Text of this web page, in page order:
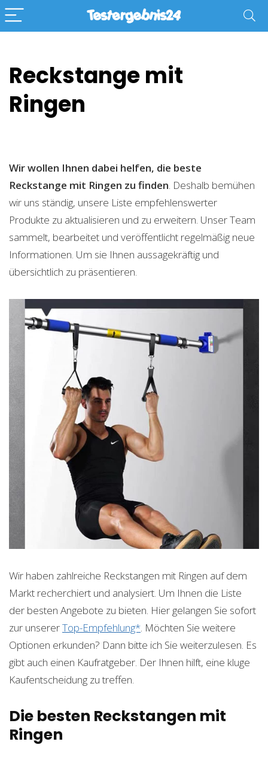
Reckstange mit
Ringen
Wir wollen Ihnen dabei helfen, die beste
Reckstange mit Ringen zu finden. Deshalb bemühen
wir uns ständig, unsere Liste empfehlenswerter
Produkte zu aktualisieren und zu erweitern. Unser Team
sammelt, bearbeitet und veröffentlicht regelmäßig neue
Informationen. Um sie Ihnen aussagekräftig und
übersichtlich zu präsentieren.
Wir haben zahlreiche Reckstangen mit Ringen auf dem
Markt recherchiert und analysiert. Um Ihnen die Liste
der besten Angebote zu bieten. Hier gelangen Sie sofort
zur unsererTop-Empfehlung*. Möchten Sie weitere
Optionen erkunden? Dann bitte ich Sie weiterzulesen. Es
gibt auch einen Kaufratgeber. Der Ihnen hilft, eine kluge
Kaufentscheidung zu treffen.
Die besten Reckstangen mit
Ringen